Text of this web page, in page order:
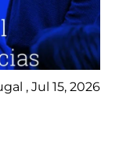
, Jul 15, 2026